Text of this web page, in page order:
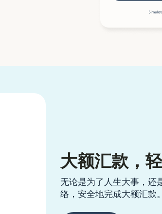
大额汇款，
无论是为了人生大事，还
络，安全地完成大额汇款